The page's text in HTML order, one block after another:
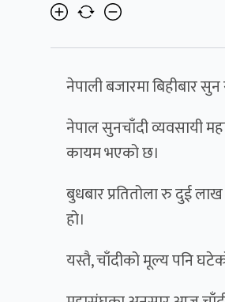
नेपाली बजारमा बिहीबार
नेपाल सुनचाँदी व्यवसायी
कायम भएको छ।
बुधबार प्रतितोला रु दुई
हो।
यस्तै, चाँदीको मूल्य पनि